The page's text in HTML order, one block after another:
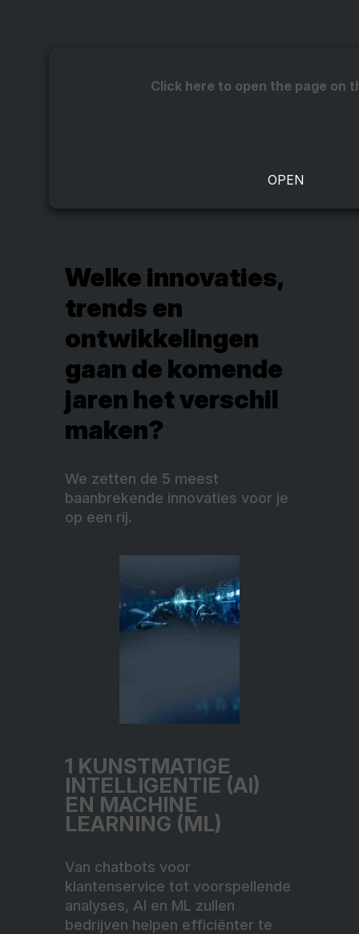
Click here to open the page on
Welke innovaties,
trends en
ontwikkelingen
gaan de komende
jaren het verschil
maken?
We zetten de 5 meest
baanbrekende innovaties voor je
op een rij.
1 KUNSTMATIGE
INTELLIGENTIE (AI)
EN MACHINE
LEARNING (ML)
Van chatbots voor
klantenservice tot voorspellende
analyses, AI en ML zullen
bedrijven helpen efficiënter te